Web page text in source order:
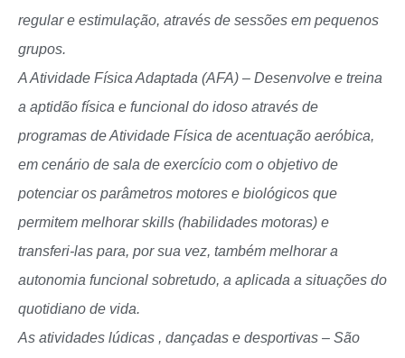
regular e estimulação, através de sessões em pequenos
grupos.
A Atividade Física Adaptada (AFA) – Desenvolve e treina
a aptidão física e funcional do idoso através de
programas de Atividade Física de acentuação aeróbica,
em cenário de sala de exercício com o objetivo de
potenciar os parâmetros motores e biológicos que
permitem melhorar skills (habilidades motoras) e
transferi-las para, por sua vez, também melhorar a
autonomia funcional sobretudo, a aplicada a situações do
quotidiano de vida.
As atividades lúdicas , dançadas e desportivas – São